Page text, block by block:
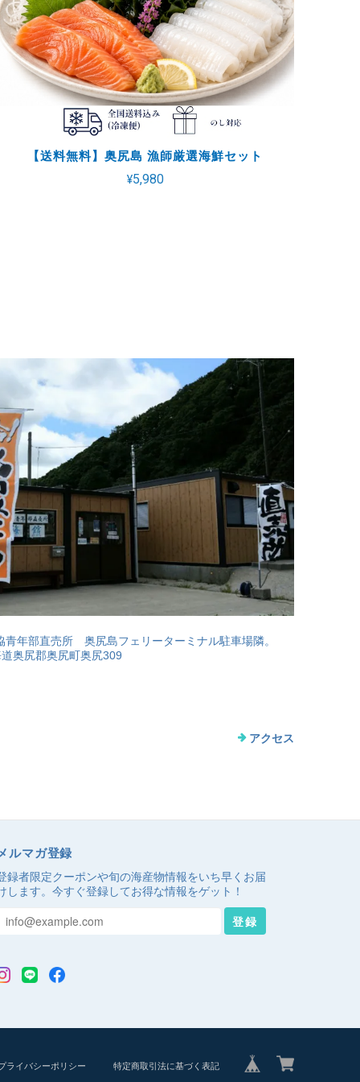
【送料無料】奥尻島 漁師厳選海鮮セット
¥5,980
青年部直売所 奥尻島フェリーターミナル駐車場隣。
奥尻郡奥尻町奥尻309
アクセス
ルマガ登録
録者限定クーポンや旬の海産物情報をいち早くお届
します。今すぐ登録してお得な情報をゲット！
登録
ライバシーポリシー 特定商取引法に基づく表記